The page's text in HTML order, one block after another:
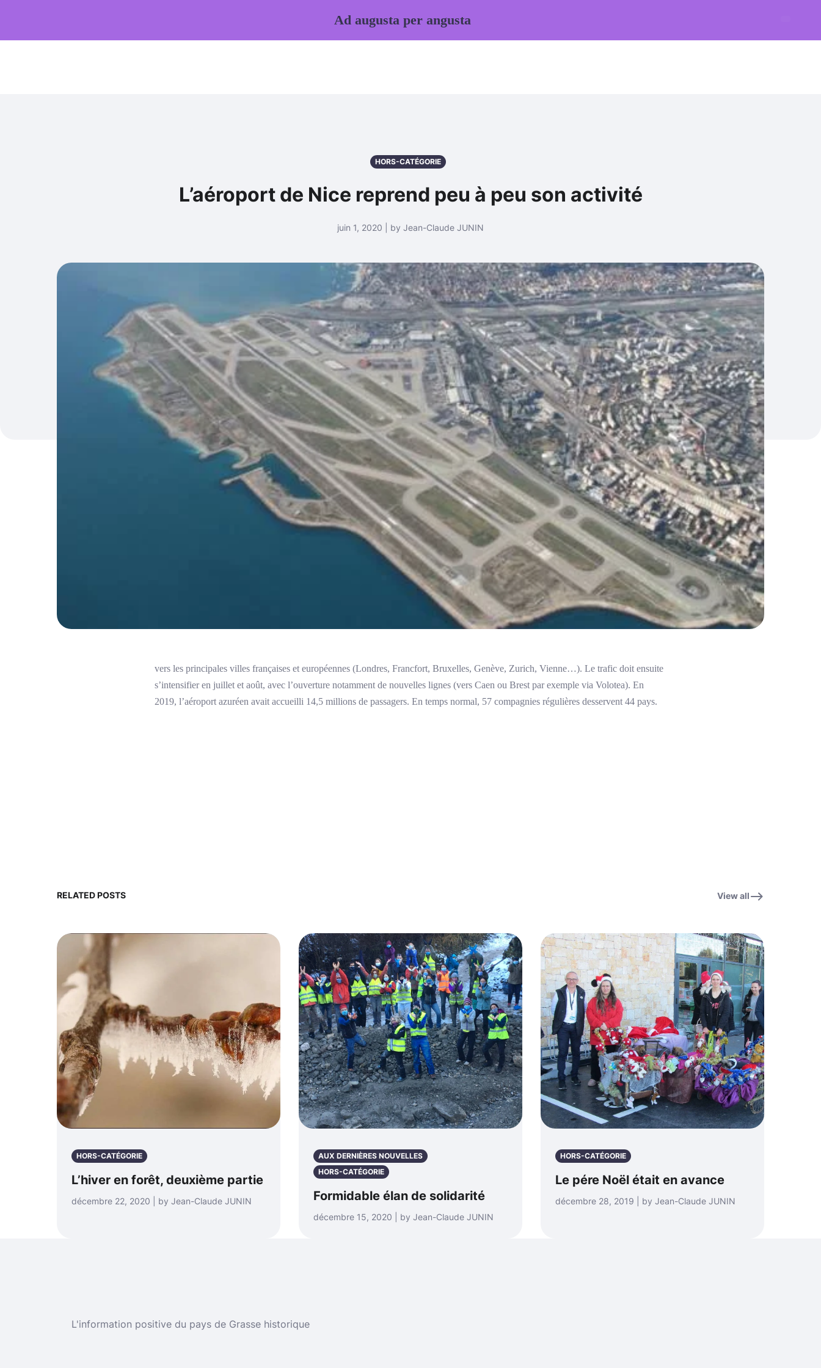
HORS-CATÉGORIE
L’aéroport de Nice reprend peu à peu son activité
juin 1, 2020 | by Jean-Claude JUNIN
vers les principales villes françaises et européennes (Londres, Francfort, Bruxelles, Genève, Zurich, Vienne…). Le trafic doit ensuite
s’intensifier en juillet et août, avec l’ouverture notamment de nouvelles lignes (vers Caen ou Brest par exemple via Volotea). En
2019, l’aéroport azuréen avait accueilli 14,5 millions de passagers. En temps normal, 57 compagnies régulières desservent 44 pays.
RELATED POSTS View all
HORS-CATÉGORIE
L’hiver en forêt, deuxième partie
décembre 22, 2020 | by Jean-Claude JUNIN
AUX DERNIÈRES NOUVELLES
HORS-CATÉGORIE
Formidable élan de solidarité
décembre 15, 2020 | by Jean-Claude JUNIN
HORS-CATÉGORIE
Le pére Noël était en avance
décembre 28, 2019 | by Jean-Claude JUNIN
L'information positive du pays de Grasse historique
Ad augusta per angusta